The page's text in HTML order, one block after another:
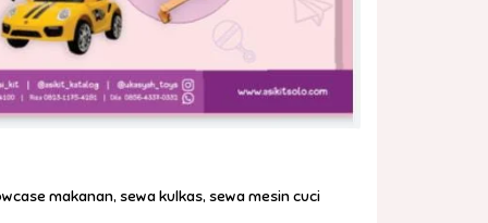
makanan, sewa kulkas, sewa mesin cuci